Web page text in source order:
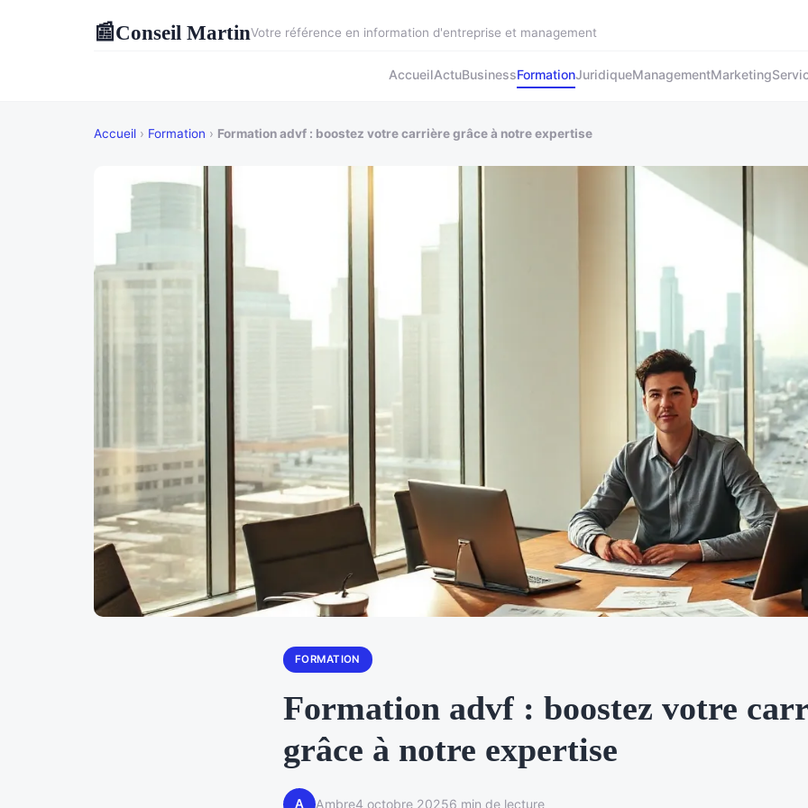
📰Conseil MartinVotre référence en information d'entreprise et management
AccueilActuBusinessFormationJuridiqueManagementMarketing
Accueil › Formation › Formation advf : boostez votre carrière grâce à notre expertise
FORMATION
Formation advf : boostez votre
grâce à notre expertise
A Ambre4 octobre 20256 min de lecture